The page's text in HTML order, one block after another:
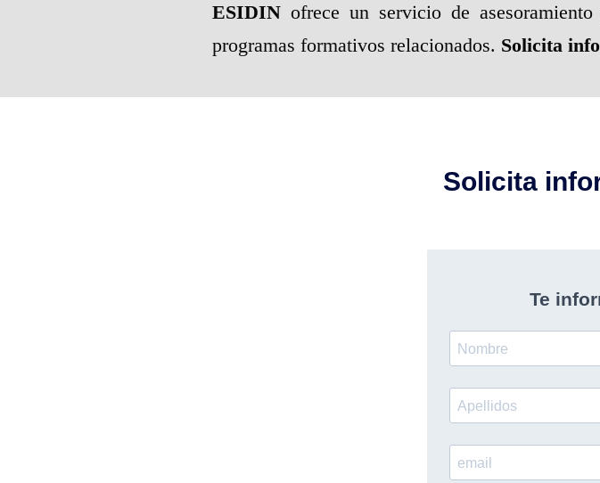
ESIDIN ofrece un servicio de
programas formativos relacionados. Solicita
Solicita